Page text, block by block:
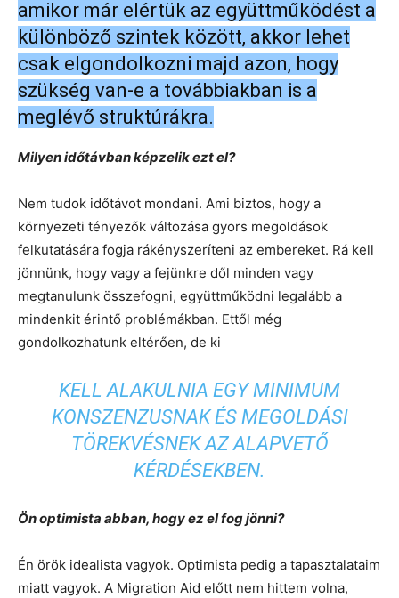
amikor már elértük az együttműködést a
különböző szintek között, akkor lehet
csak elgondolkozni majd azon, hogy
szükség van-e a továbbiakban is a
meglévő struktúrákra.
Milyen időtávban képzelik ezt el?
Nem tudok időtávot mondani. Ami biztos, hogy a
környezeti tényezők változása gyors megoldások
felkutatására fogja rákényszeríteni az embereket. Rá kell
jönnünk, hogy vagy a fejünkre dől minden vagy
megtanulunk összefogni, együttműködni legalább a
mindenkit érintő problémákban. Ettől még
gondolkozhatunk eltérően, de ki
KELL ALAKULNIA EGY MINIMUM
KONSZENZUSNAK ÉS MEGOLDÁSI
TÖREKVÉSNEK AZ ALAPVETŐ
KÉRDÉSEKBEN.
Ön optimista abban, hogy ez el fog jönni?
Én örök idealista vagyok. Optimista pedig a tapasztalataim
miatt vagyok. A Migration Aid előtt nem hittem volna,